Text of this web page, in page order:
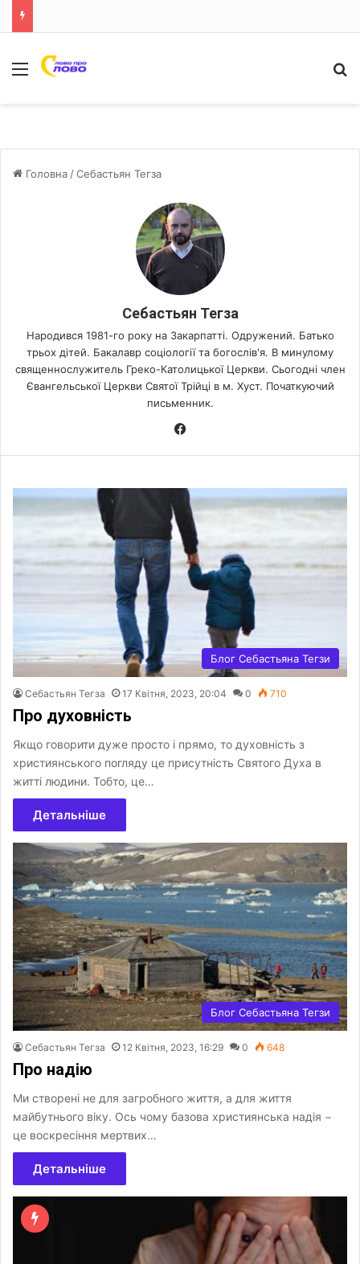
Меню
Головна /Себастьян Тегза
Себастьян Тегза
Народився 1981-го року на Закарпатті. Одружений. Батько
трьох дітей. Бакалавр соціології та богослів'я. В минулому
священнослужитель Греко-Католицької Церкви. Сьогодні член
Євангельської Церкви Святої Трійці в м. Хуст. Початкуючий
письменник.
ok
Блог Себастьяна Тегзи
Себастьян Тегза 17 Квітня, 2023, 20:04 0 710
Про духовність
Якщо говорити дуже просто і прямо, то духовність з
християнського погляду це присутність Святого Духа в
житті людини. Тобто, це…
Детальніше
Блог Себастьяна Тегзи
Себастьян Тегза 12 Квітня, 2023, 16:29 0 648
Про надію
Ми створені не для загробного життя, а для життя
майбутнього віку. Ось чому базова християнська надія −
це воскресіння мертвих…
Детальніше